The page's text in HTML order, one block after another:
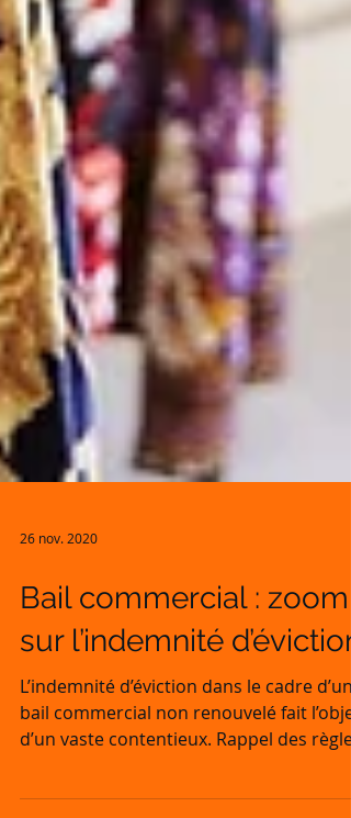
Bail commercial : zoom
sur l’indemnité d’éviction
L’indemnité d’éviction dans le cadre d’un
bail commercial non renouvelé fait l’objet
pour...